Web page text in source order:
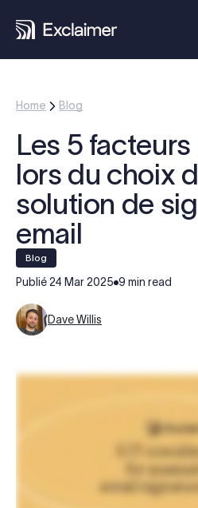
Home Blog
Les 5 facteurs
lors du choix
solution de
email
blog
Publié 24 Mar 2025 9 min read
Dave Willis